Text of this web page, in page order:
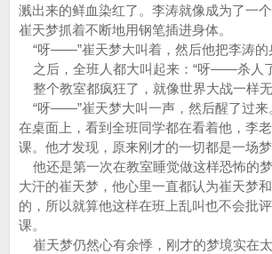
溅出来的鲜血染红了。李涛就像成为了一
崔天梦抓着不断地用钢笔插进身体。
“呀——”崔天梦大叫着，然后他把李涛的
之后，全班人都大叫起来：“呀——杀人
整个教室都疯狂了，就像世界大战一样无
“呀——”崔天梦大叫一声，然后醒了过来
在桌面上，看到全班同学都在看着他，李
课。他才发现，原来刚才的一切都是一场梦
他还是第一次在教室睡觉做这样恐怖的
大汗的崔天梦，他心里一直都认为崔天梦
的，所以就算他这样在班上乱叫也不会批
课。
崔天梦仍然心有余悸，刚才的梦境实在